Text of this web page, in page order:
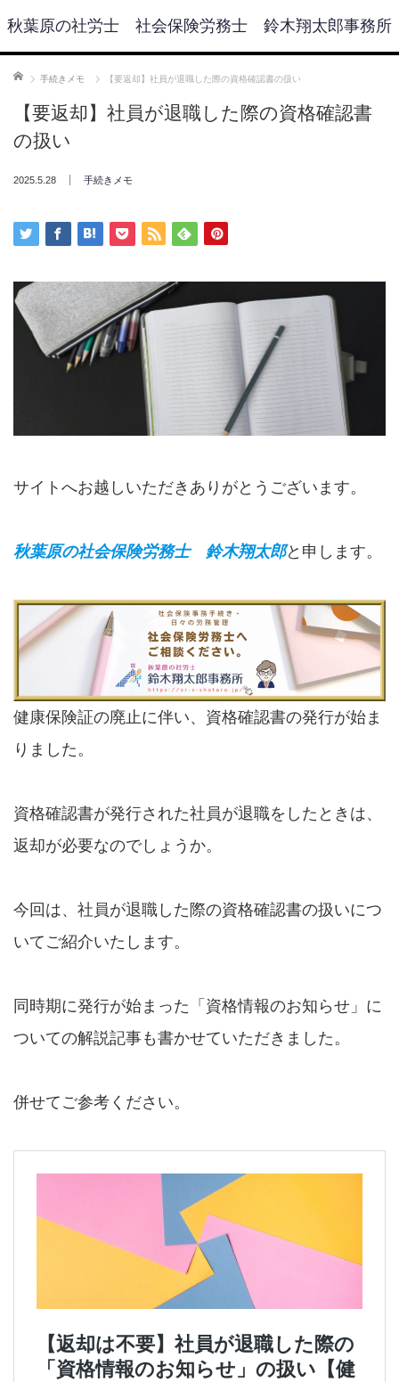
秋葉原の社労士 社会保険労務士 鈴木翔太郎事務所
ホーム 手続きメモ 【要返却】社員が退職した際の資格確認書の扱い
【要返却】社員が退職した際の資格確認書
の扱い
2025.5.28 手続きメモ
サイトへお越しいただきありがとうございます。
秋葉原の社会保険労務士 鈴木翔太郎と申します。
健康保険証の廃止に伴い、資格確認書の発行が始ま
りました。
資格確認書が発行された社員が退職をしたときは、
返却が必要なのでしょうか。
今回は、社員が退職した際の資格確認書の扱いにつ
いてご紹介いたします。
同時期に発行が始まった「資格情報のお知らせ」に
ついての解説記事も書かせていただきました。
併せてご参考ください。